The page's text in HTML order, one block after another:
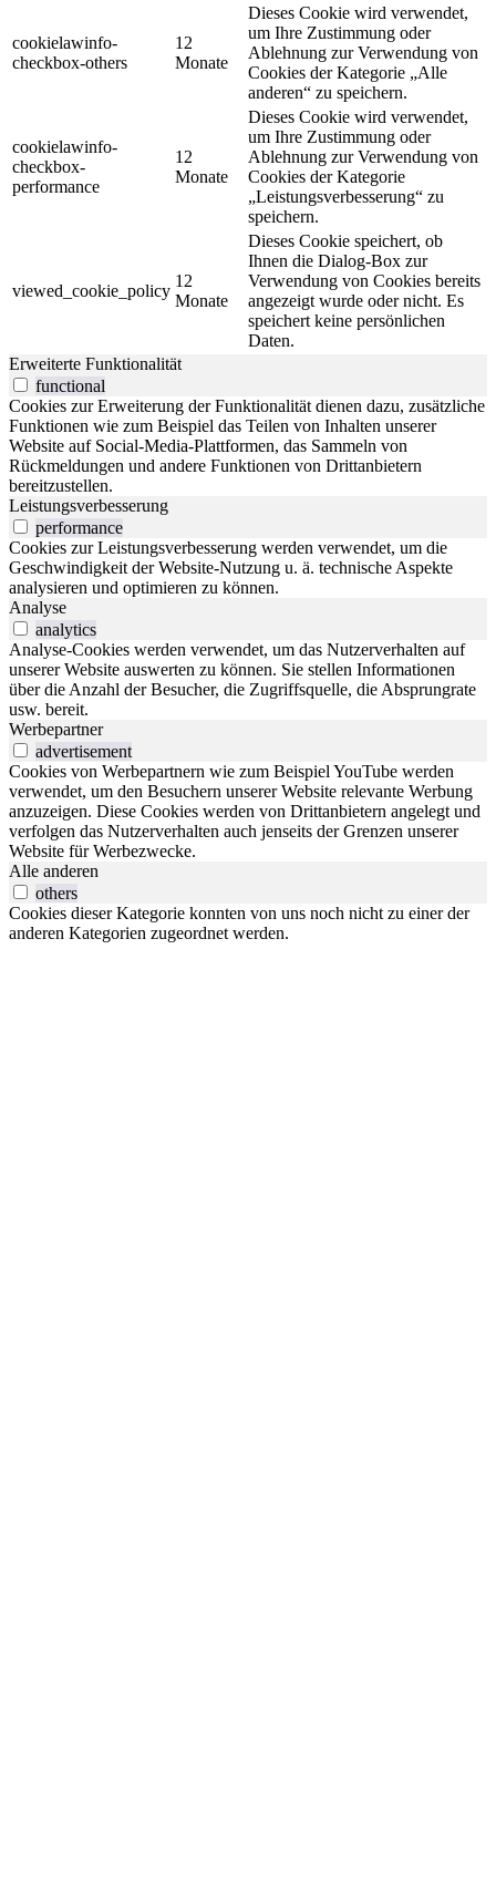
cookielawinfo-
checkbox-others
12
Monate
Dieses Cookie wird verwendet,
um Ihre Zustimmung oder
Ablehnung zur Verwendung von
Cookies der Kategorie „Alle
anderen“ zu speichern.
cookielawinfo-
checkbox-
performance
12
Monate
Dieses Cookie wird verwendet,
um Ihre Zustimmung oder
Ablehnung zur Verwendung von
Cookies der Kategorie
„Leistungsverbesserung“ zu
speichern.
viewed_cookie_policy
12
Monate
Dieses Cookie speichert, ob
Ihnen die Dialog-Box zur
Verwendung von Cookies bereits
angezeigt wurde oder nicht. Es
speichert keine persönlichen
Daten.
Erweiterte Funktionalität
functional
Cookies zur Erweiterung der Funktionalität dienen dazu, zusätzliche
Funktionen wie zum Beispiel das Teilen von Inhalten unserer
Website auf Social-Media-Plattformen, das Sammeln von
Rückmeldungen und andere Funktionen von Drittanbietern
bereitzustellen.
Leistungsverbesserung
performance
Cookies zur Leistungsverbesserung werden verwendet, um die
Geschwindigkeit der Website-Nutzung u. ä. technische Aspekte
analysieren und optimieren zu können.
Analyse
analytics
Analyse-Cookies werden verwendet, um das Nutzerverhalten auf
unserer Website auswerten zu können. Sie stellen Informationen
über die Anzahl der Besucher, die Zugriffsquelle, die Absprungrate
usw. bereit.
Werbepartner
advertisement
Cookies von Werbepartnern wie zum Beispiel YouTube werden
verwendet, um den Besuchern unserer Website relevante Werbung
anzuzeigen. Diese Cookies werden von Drittanbietern angelegt und
verfolgen das Nutzerverhalten auch jenseits der Grenzen unserer
Website für Werbezwecke.
Alle anderen
others
Cookies dieser Kategorie konnten von uns noch nicht zu einer der
anderen Kategorien zugeordnet werden.